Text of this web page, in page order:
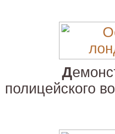
Д
полицейского